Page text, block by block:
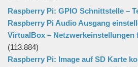
Raspberry Pi: GPIO Schnittstelle –
Raspberry Pi Audio Ausgang
VirtualBox – Netzwerkeinstellungen
(113.884)
Raspberry Pi: Image auf SD Karte